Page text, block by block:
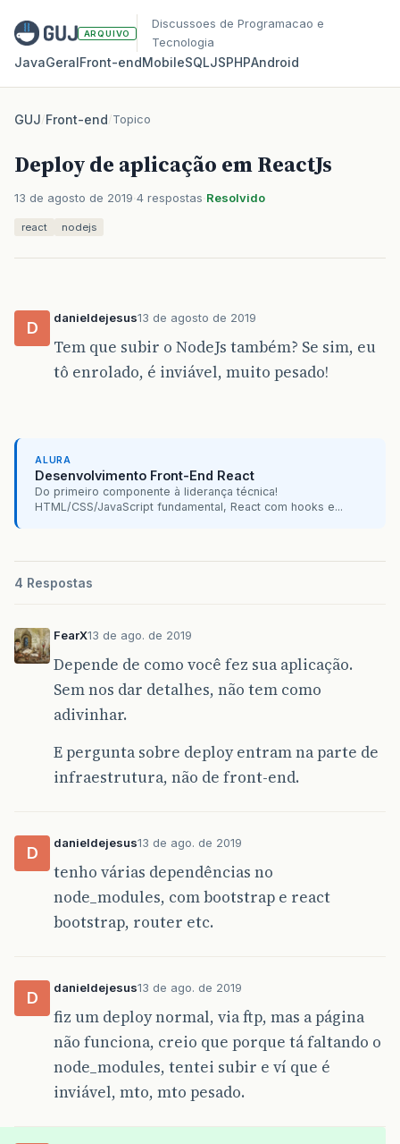
ARQUIVO
Discussoes de Programacao e
Tecnologia
JavaGeralFront‑endMobileSQLJSPHPAndroid
GUJ/Front-end/Topico
Deploy de aplicação em ReactJs
13 de agosto de 2019 4 respostas Resolvido
react nodejs
D
danieldejesus13 de agosto de 2019
Tem que subir o NodeJs também? Se sim, eu
tô enrolado, é inviável, muito pesado!
ALURA
Desenvolvimento Front-End React
Do primeiro componente à liderança técnica!
HTML/CSS/JavaScript fundamental, React com hooks e...
4 Respostas
FearX13 de ago. de 2019
Depende de como você fez sua aplicação.
Sem nos dar detalhes, não tem como
adivinhar.
E pergunta sobre deploy entram na parte de
infraestrutura, não de front-end.
D
danieldejesus13 de ago. de 2019
tenho várias dependências no
node_modules, com bootstrap e react
bootstrap, router etc.
D
danieldejesus13 de ago. de 2019
fiz um deploy normal, via ftp, mas a página
não funciona, creio que porque tá faltando o
node_modules, tentei subir e ví que é
inviável, mto, mto pesado.